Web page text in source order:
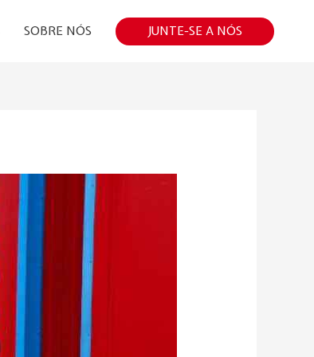
SOBRE NÓS JUNTE-SE A NÓS